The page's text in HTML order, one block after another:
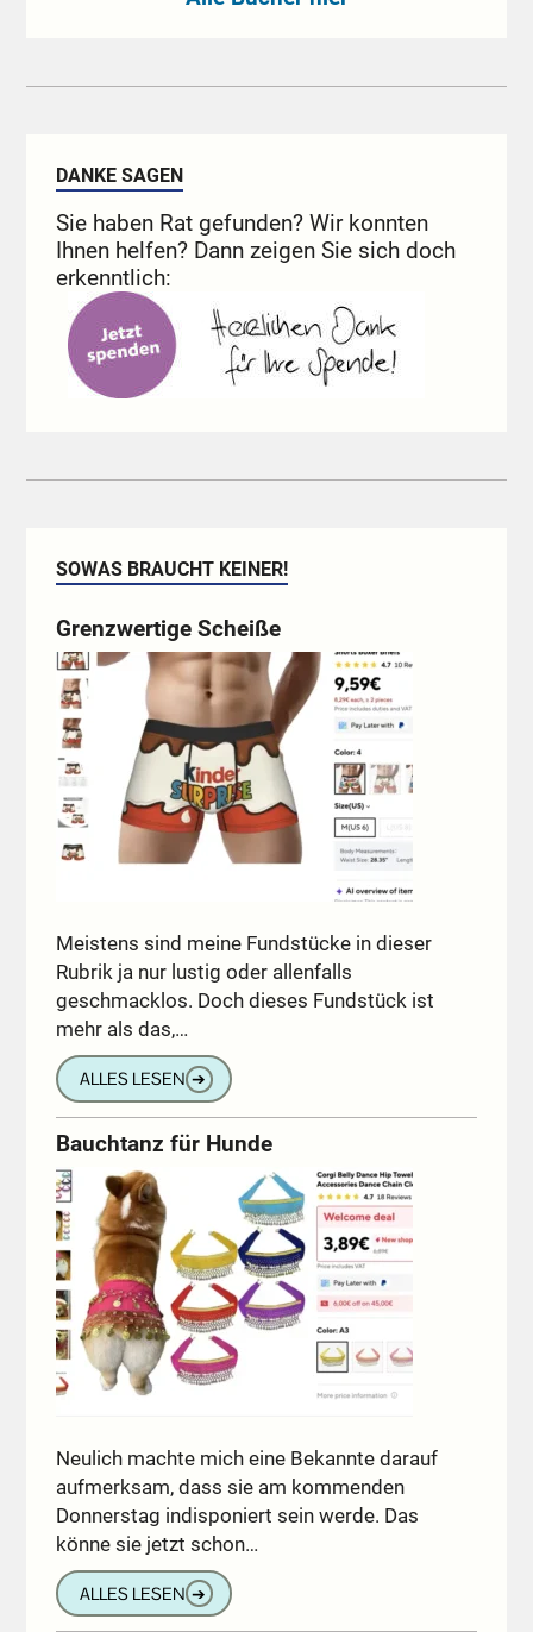
DANKE SAGEN
Sie haben Rat gefunden? Wir konnten
Ihnen helfen? Dann zeigen Sie sich doch
erkenntlich:
SOWAS BRAUCHT KEINER!
Grenzwertige Scheiße
Meistens sind meine Fundstücke in dieser
Rubrik ja nur lustig oder allenfalls
geschmacklos. Doch dieses Fundstück ist
mehr als das,…
ALLES LESEN ➔
Bauchtanz für Hunde
Neulich machte mich eine Bekannte darauf
aufmerksam, dass sie am kommenden
Donnerstag indisponiert sein werde. Das
könne sie jetzt schon…
ALLES LESEN ➔